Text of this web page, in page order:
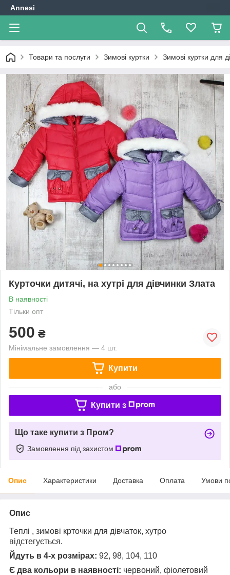
Annesi
Товари та послуги Зимові куртки Зимові куртки для
Курточки дитячі, на хутрі для дівчинки Злата
В наявності
Тільки опт
500 ₴
Мінімальне замовлення — 4 шт.
Купити
або
Купити з
Що таке купити з Пром?
Замовлення під захистом
Опис Характеристики Доставка Оплата Умови
Опис
Теплі , зимові крточки для дівчаток, хутро
відстегується.
Йдуть в 4-х розмірах: 92, 98, 104, 110
Є два кольори в наявності: червоний, фіолетовий